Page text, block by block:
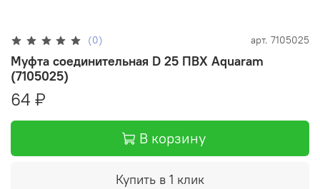
(0) арт. 7105025
Муфта соединительная D 25 ПВХ Aquaram
(7105025)
64 ₽
В корзину
Купить в 1 клик